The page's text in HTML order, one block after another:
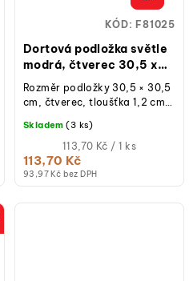
Dortová podložka světle
modrá, čtverec 30,5 x
30,5 cm, výška 12 mm
93,97 Kč bez DPH
113,70 Kč
Měrná
cena:
113,70 Kč / 1 ks
Skladem (3 ks)
Rozměr podložky 30,5 × 30,5
cm, čtverec, tloušťka 1,2 cm,
použitelná, 1 ks.
KÓD: F81025